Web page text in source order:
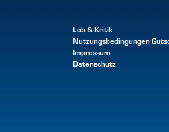
Lob & Kritik
Nutzungsbedingungen
Impressum
Datenschutz